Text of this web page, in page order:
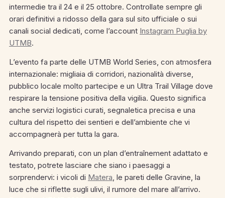
intermedie tra il 24 e il 25 ottobre. Controllate sempre gli
orari definitivi a ridosso della gara sul sito ufficiale o sui
canali social dedicati, come l’account Instagram Puglia by
UTMB.
L’evento fa parte delle UTMB World Series, con atmosfera
internazionale: migliaia di corridori, nazionalità diverse,
pubblico locale molto partecipe e un Ultra Trail Village dove
respirare la tensione positiva della vigilia. Questo significa
anche servizi logistici curati, segnaletica precisa e una
cultura del rispetto dei sentieri e dell’ambiente che vi
accompagnerà per tutta la gara.
Arrivando preparati, con un plan d’entraînement adattato e
testato, potrete lasciare che siano i paesaggi a
sorprendervi: i vicoli di Matera, le pareti delle Gravine, la
luce che si riflette sugli ulivi, il rumore del mare all’arrivo.